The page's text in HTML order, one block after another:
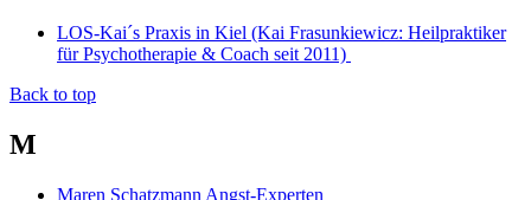
LOS-Kai´s Praxis in Kiel (Kai Frasunkiewicz: Heilpraktiker
für Psychotherapie & Coach seit 2011)
Back to top
M
Maren Schatzmann Angst-Experten